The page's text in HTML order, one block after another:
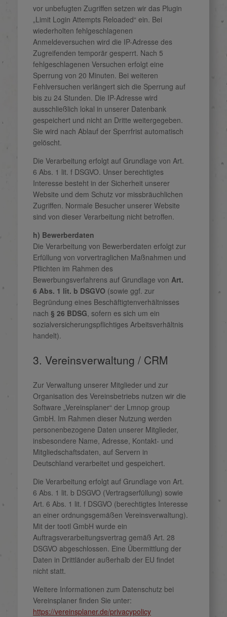
vor unbefugten Zugriffen setzen wir das Plugin
„Limit Login Attempts Reloaded“ ein. Bei
wiederholten fehlgeschlagenen
Anmeldeversuchen wird die IP-Adresse des
Zugreifenden temporär gesperrt. Nach 5
fehlgeschlagenen Versuchen erfolgt eine
Sperrung von 20 Minuten. Bei weiteren
Fehlversuchen verlängert sich die Sperrung auf
bis zu 24 Stunden. Die IP-Adresse wird
ausschließlich lokal in unserer Datenbank
gespeichert und nicht an Dritte weitergegeben.
Sie wird nach Ablauf der Sperrfrist automatisch
gelöscht.
Die Verarbeitung erfolgt auf Grundlage von Art.
6 Abs. 1 lit. f DSGVO. Unser berechtigtes
Interesse besteht in der Sicherheit unserer
Website und dem Schutz vor missbräuchlichen
Zugriffen. Normale Besucher unserer Website
sind von dieser Verarbeitung nicht betroffen.
h) Bewerberdaten
Die Verarbeitung von Bewerberdaten erfolgt zur
Erfüllung von vorvertraglichen Maßnahmen und
Pflichten im Rahmen des
Bewerbungsverfahrens auf Grundlage von Art.
6 Abs. 1 lit. b DSGVO (sowie ggf. zur
Begründung eines Beschäftigtenverhältnisses
nach § 26 BDSG, sofern es sich um ein
sozialversicherungspflichtiges Arbeitsverhältnis
handelt).
3. Vereinsverwaltung / CRM
Zur Verwaltung unserer Mitglieder und zur
Organisation des Vereinsbetriebs nutzen wir die
Software „Vereinsplaner“ der Lmnop group
GmbH. Im Rahmen dieser Nutzung werden
personenbezogene Daten unserer Mitglieder,
insbesondere Name, Adresse, Kontakt- und
Mitgliedschaftsdaten, auf Servern in
Deutschland verarbeitet und gespeichert.
Die Verarbeitung erfolgt auf Grundlage von Art.
6 Abs. 1 lit. b DSGVO (Vertragserfüllung) sowie
Art. 6 Abs. 1 lit. f DSGVO (berechtigtes Interesse
an einer ordnungsgemäßen Vereinsverwaltung).
Mit der tootl GmbH wurde ein
Auftragsverarbeitungsvertrag gemäß Art. 28
DSGVO abgeschlossen. Eine Übermittlung der
Daten in Drittländer außerhalb der EU findet
nicht statt.
Weitere Informationen zum Datenschutz bei
Vereinsplaner finden Sie unter:
https://vereinsplaner.de/privacypolicy